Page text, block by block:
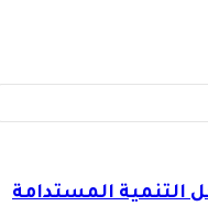
التنمية المستدامة